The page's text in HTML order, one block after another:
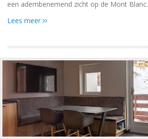
een adembenemend zicht op de Mont Blanc.
Lees meer